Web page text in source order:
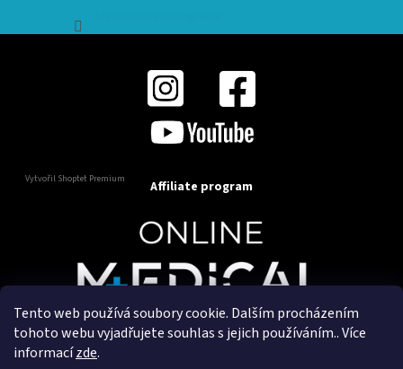
Tento web používá soubory cookie. Dalším procházením
tohoto webu vyjadřujete souhlas s jejich používáním.. Více
informacízde.
Vytvořil Shoptet Premium Affiliate program
Copyright 2025OnlineMedical.cz. Všechna práva
Vytvořil a marketingově zajišťuje